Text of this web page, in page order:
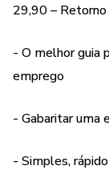
pergunta
4) O SEGREDO
de Grupo
5) Qual é a
29,90 –
- O melhor guia
emprego
- Gabaritar uma
- Simples,